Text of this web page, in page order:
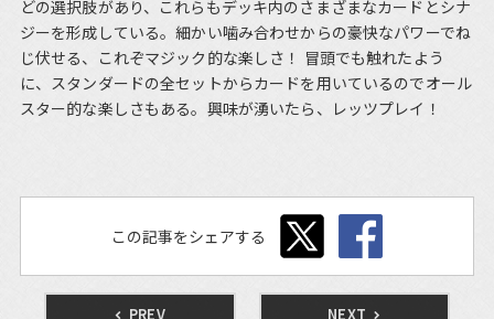
どの選択肢があり、これらもデッキ内のさまざまなカードとシナ
ジーを形成している。細かい噛み合わせからの豪快なパワーでね
じ伏せる、これぞマジック的な楽しさ！ 冒頭でも触れたよう
に、スタンダードの全セットからカードを用いているのでオール
スター的な楽しさもある。興味が湧いたら、レッツプレイ！
この記事をシェアする
PREV NEXT